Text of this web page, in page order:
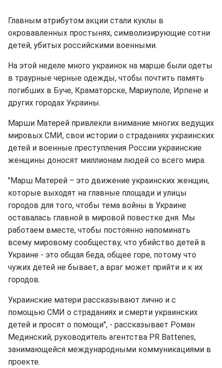
Главным атрибутом акции стали куклы в
окровавленных простынях, символизирующие сотни
детей, убитых российскими военными.
На этой неделе много украинок на марше были одеты
в траурные черные одежды, чтобы почтить память
погибших в Буче, Краматорске, Мариуполе, Ирпене и
других городах Украины.
Марши Матерей привлекли внимание многих ведущих
мировых СМИ, свои истории о страданиях украинских
детей и военные преступления России украинские
женщины доносят миллионам людей со всего мира.
"Марш Матерей – это движение украинских женщин,
которые выходят на главные площади и улицы
городов для того, чтобы тема войны в Украине
оставалась главной в мировой повестке дня. Мы
работаем вместе, чтобы постоянно напоминать
всему мировому сообществу, что убийство детей в
Украине - это общая беда, общее горе, потому что
чужих детей не бывает, а враг может прийти и к их
городов.
Украинские матери рассказывают лично и с
помощью СМИ о страданиях и смерти украинских
детей и просят о помощи", - рассказывает Роман
Мединский, руководитель агентства PR Batteries,
занимающейся международными коммуникациями в
проекте.